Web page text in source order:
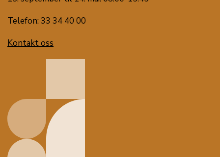
Telefon: 33 34 40 00
Kontakt oss